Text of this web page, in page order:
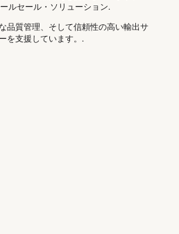
ルセール・ソリューション.
品質管理、そして信頼性の高い輸出サ
を支援しています。.